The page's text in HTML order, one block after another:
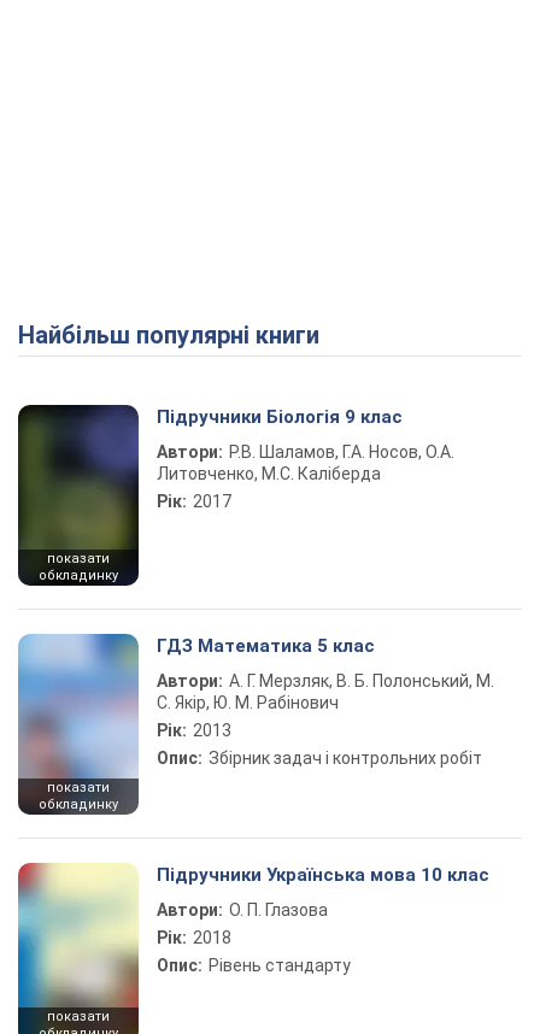
Найбільш популярні книги
показати
обкладинку
Підручники Біологія 9 клас
Автори: Р.В. Шаламов, Г.А. Носов, О.А.
Литовченко, М.С. Каліберда
Рік: 2017
показати
обкладинку
ГДЗ Математика 5 клас
Автори: А. Г. Мерзляк, В. Б. Полонський, М.
С. Якір, Ю. М. Рабінович
Рік: 2013
Опис: Збірник задач і контрольних робіт
показати
Підручники Українська мова 10 клас
Автори: О. П. Глазова
Рік: 2018
Опис: Рівень стандарту